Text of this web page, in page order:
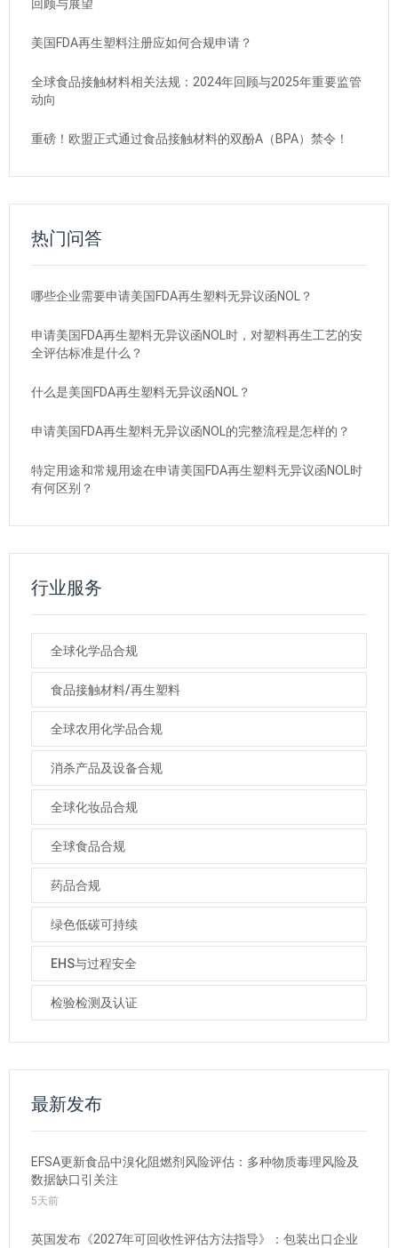
回顾与展望
美国FDA再生塑料注册应如何合规申请？
全球食品接触材料相关法规：2024年回顾与2025年重要监管
动向
重磅！欧盟正式通过食品接触材料的双酚A（BPA）禁令！
热门问答
哪些企业需要申请美国FDA再生塑料无异议函NOL？
申请美国FDA再生塑料无异议函NOL时，对塑料再生工艺的安
全评估标准是什么？
什么是美国FDA再生塑料无异议函NOL？
申请美国FDA再生塑料无异议函NOL的完整流程是怎样的？
特定用途和常规用途在申请美国FDA再生塑料无异议函NOL时
有何区别？
行业服务
全球化学品合规
食品接触材料/再生塑料
全球农用化学品合规
消杀产品及设备合规
全球化妆品合规
全球食品合规
药品合规
绿色低碳可持续
EHS与过程安全
检验检测及认证
最新发布
EFSA更新食品中溴化阻燃剂风险评估：多种物质毒理风险及
数据缺口引关注
5天前
英国发布《2027年可回收性评估方法指导》：包装出口企业